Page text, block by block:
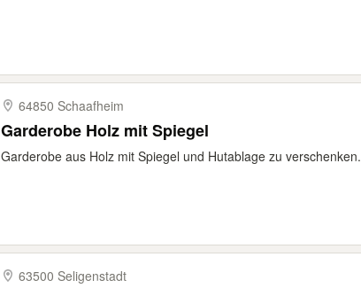
64850 Schaafheim
Garderobe Holz mit Spiegel
Garderobe aus Holz mit Spiegel und Hutablage zu verschenken.
63500 Seligenstadt